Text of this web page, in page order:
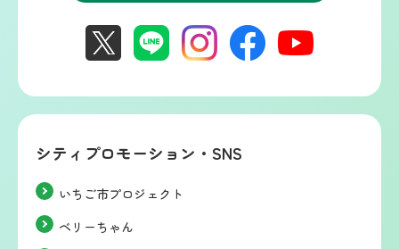
シティプロモーション・SNS
いちご市プロジェクト
ベリーちゃん